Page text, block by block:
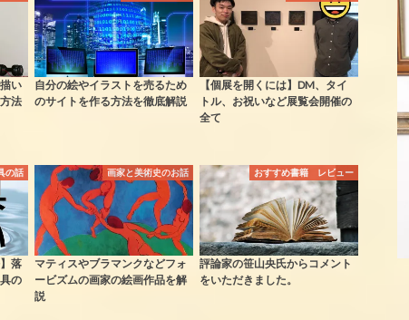
い
法
自分の絵やイラストを売るため
のサイトを作る方法を徹底解説
【個展を開くには】DM、タイ
トル、お祝いなど展覧会開催の
全て
の話
落
の
画家と美術史のお話
マティスやブラマンクなどフォ
ービズムの画家の絵画作品を解
説
おすすめ書籍 レビュー
評論家の笹山央氏からコメント
をいただきました。